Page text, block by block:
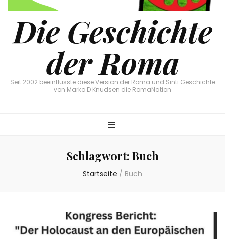
Die Geschichte
der Roma
Seit 2002 beeinflusste diese Version der Roma und Sinti Geschichte
von Marko D Knudsen die RomaNation
Schlagwort: Buch
Startseite / Buch